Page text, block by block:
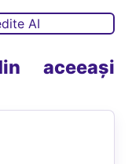
AI
aceeași